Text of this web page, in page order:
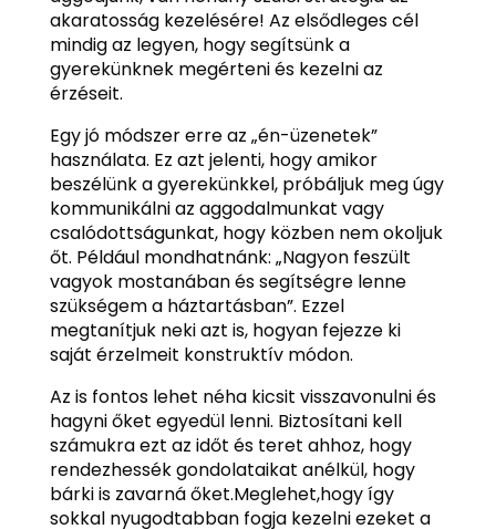
akaratosság kezelésére! Az elsődleges cél
mindig az legyen, hogy segítsünk a
gyerekünknek megérteni és kezelni az
érzéseit.
Egy jó módszer erre az „én-üzenetek”
használata. Ez azt jelenti, hogy amikor
beszélünk a gyerekünkkel, próbáljuk meg úgy
kommunikálni az aggodalmunkat vagy
csalódottságunkat, hogy közben nem okoljuk
őt. Például mondhatnánk: „Nagyon feszült
vagyok mostanában és segítségre lenne
szükségem a háztartásban”. Ezzel
megtanítjuk neki azt is, hogyan fejezze ki
saját érzelmeit konstruktív módon.
Az is fontos lehet néha kicsit visszavonulni és
hagyni őket egyedül lenni. Biztosítani kell
számukra ezt az időt és teret ahhoz, hogy
rendezhessék gondolataikat anélkül, hogy
bárki is zavarná őket.Meglehet,hogy így
sokkal nyugodtabban fogja kezelni ezeket a